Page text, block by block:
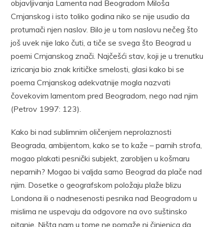
objavljivanja Lamenta nad Beogradom Miloša
Crnjanskog i isto toliko godina niko se nije usudio da
protumači njen naslov. Bilo je u tom naslovu nečeg što
još uvek nije lako čuti, a tiče se svega što Beograd u
poemi Crnjanskog znači. Najčešći stav, koji je u trenutku
izricanja bio znak kritičke smelosti, glasi kako bi se
poema Crnjanskog adekvatnije mogla nazvati
čovekovim lamentom pred Beogradom, nego nad njim
(Petrov 1997: 123).
Kako bi nad sublimnim oličenjem neprolaznosti
Beograda, ambijentom, kako se to kaže – parnih strofa,
mogao plakati pesnički subjekt, zarobljen u košmaru
neparnih? Mogao bi valjda samo Beograd da plače nad
njim. Dosetke o geografskom položaju plaže blizu
Londona ili o nadnesenosti pesnika nad Beogradom u
mislima ne uspevaju da odgovore na ovo suštinsko
pitanje. Ništa nam u tome ne pomaže ni činjenica da